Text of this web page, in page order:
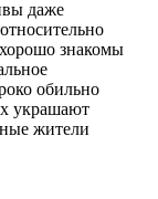
даже
знакомы
обильно
украшают
жители